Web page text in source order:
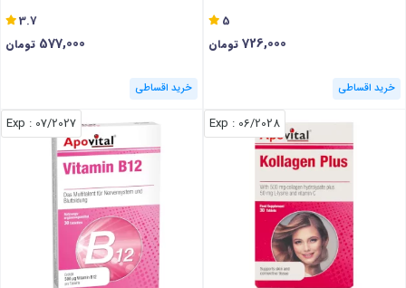
5
726,000 تومان
خرید اقساطی
3.7
577,000 تومان
خرید اقساطی
06/2028
: Exp
07/2027
: Exp